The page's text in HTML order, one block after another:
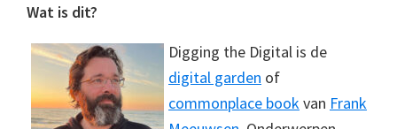
Footer
Wat is dit?
Digging the Digital is de
digital garden of
commonplace bookvan Frank